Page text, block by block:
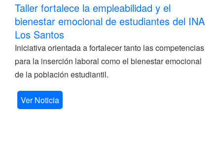
Taller fortalece la empleabilidad y el
bienestar emocional de estudiantes del INA
Los Santos
Iniciativa orientada a fortalecer tanto las competencias
para la inserción laboral como el bienestar emocional
de la población estudiantil.
Ver Noticia